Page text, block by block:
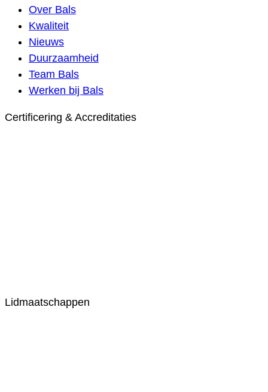
Over Bals
Kwaliteit
Nieuws
Duurzaamheid
Team Bals
Werken bij Bals
Certificering & Accreditaties
Lidmaatschappen